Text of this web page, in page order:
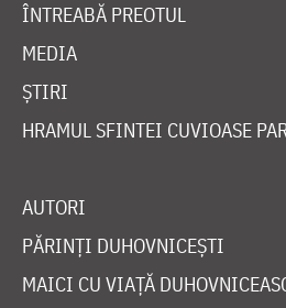
ÎNTREABĂ PREOTUL
MEDIA
ȘTIRI
HRAMUL SFINTEI CUVIOASE
AUTORI
PĂRINȚI DUHOVNICEȘTI
MAICI CU VIAȚĂ